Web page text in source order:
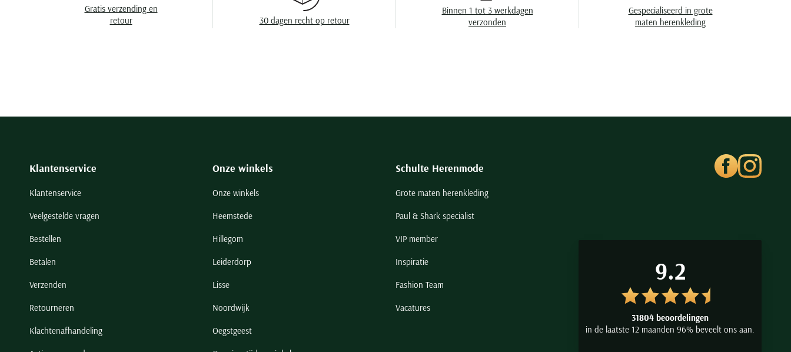
Gratis verzending en
retour
30 dagen recht op retour
Binnen 1 tot 3 werkdagen
verzonden
Gespecialiseerd in grote
maten herenkleding
Klantenservice
Klantenservice
Veelgestelde vragen
Bestellen
Betalen
Verzenden
Retourneren
Klachtenafhandeling
Onze winkels
Onze winkels
Heemstede
Hillegom
Leiderdorp
Lisse
Noordwijk
Oegstgeest
Schulte Herenmode
Grote maten herenkleding
Paul & Shark specialist
VIP member
Inspiratie
Fashion Team
Vacatures
9.2
31804 beoordelingen
in de laatste 12 maanden 96% beveelt ons aan.